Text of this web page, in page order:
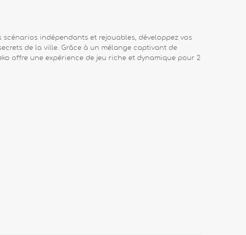
indépendants et rejouables, développez vos
de la ville. Grâce à un mélange captivant de
offre une expérience de jeu riche et dynamique pour 2